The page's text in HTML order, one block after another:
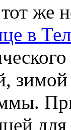
же
в
для